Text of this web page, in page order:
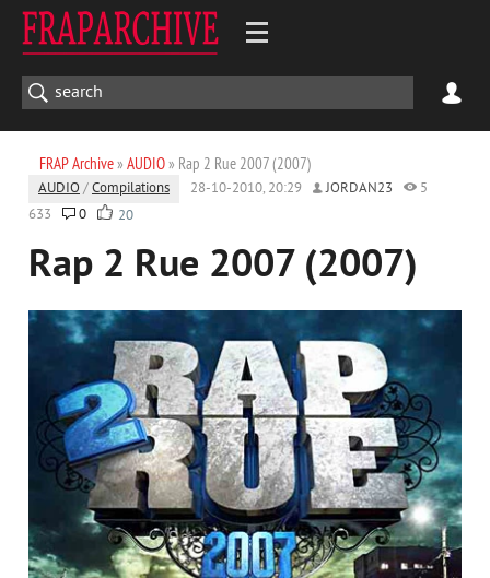
FRAP Archive» AUDIO» Rap 2 Rue 2007 (2007)
AUDIO /Compilations 28-10-2010, 20:29 JORDAN23
5
633
0 20
Rap 2 Rue 2007 (2007)